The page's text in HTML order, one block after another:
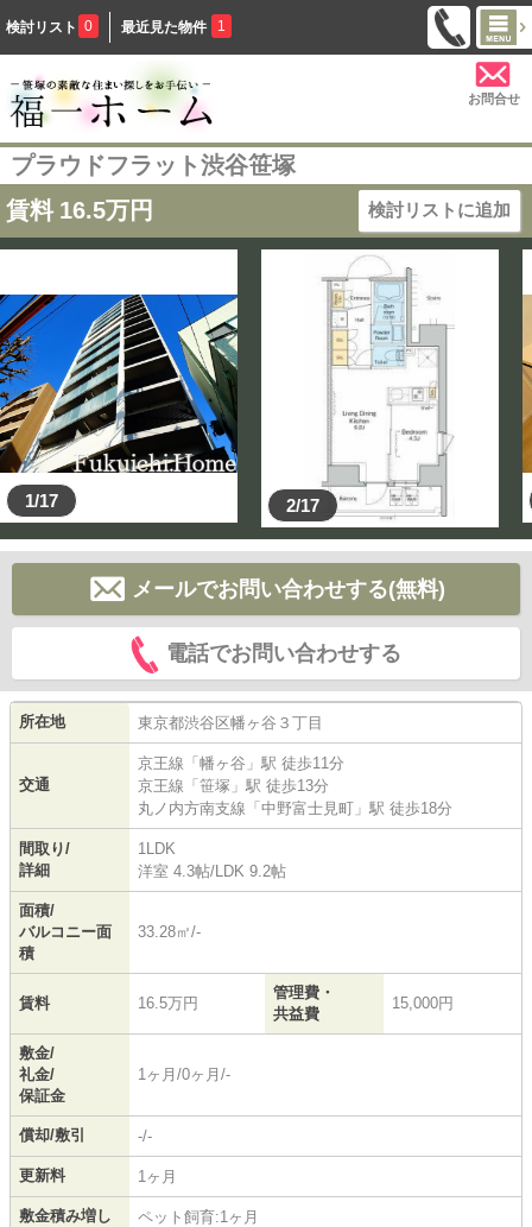
検討リスト 0 最近見た物件 1
お問合せ
プラウドフラット渋谷笹塚
賃料 16.5万円 検討リストに追加
1/17 2/17
メールでお問い合わせする(無料)
電話でお問い合わせする
所在地 東京都渋谷区幡ヶ谷 ３丁目
交通
京王線 「幡ヶ谷 」駅 徒歩11分
京王線 「笹塚 」駅 徒歩13分
丸ノ内方南支線 「中野富士見町 」駅 徒歩18分
間取り/
詳細
1LDK
洋室 4.3帖/LDK 9.2帖
面積/
バルコニー面
積
33.28㎡/-
賃料 16.5万円
管理費・
共益費
15,000円
敷金/
礼金/
保証金
1ヶ月/0ヶ月/-
償却/敷引 -/-
更新料 1ヶ月
敷金積み増し ペット飼育:1ヶ月